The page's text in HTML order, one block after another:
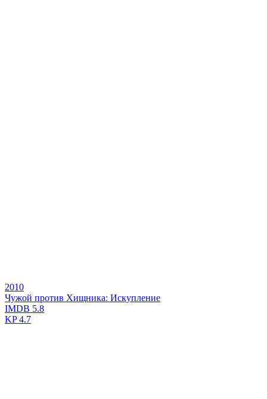
2010
Чужой против Хищника: Искупление
IMDB 5.8
KP4.7